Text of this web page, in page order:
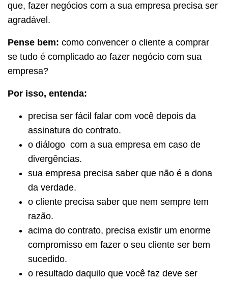
que, fazer negócios com a sua empresa precisa ser
agradável.
Pense bem: como convencer o cliente a comprar
se tudo é complicado ao fazer negócio com sua
empresa?
Por isso, entenda:
precisa ser fácil falar com você depois da
assinatura do contrato.
o diálogo com a sua empresa em caso de
divergências.
sua empresa precisa saber que não é a dona
da verdade.
o cliente precisa saber que nem sempre tem
razão.
acima do contrato, precisa existir um enorme
compromisso em fazer o seu cliente ser bem
sucedido.
o resultado daquilo que você faz deve ser